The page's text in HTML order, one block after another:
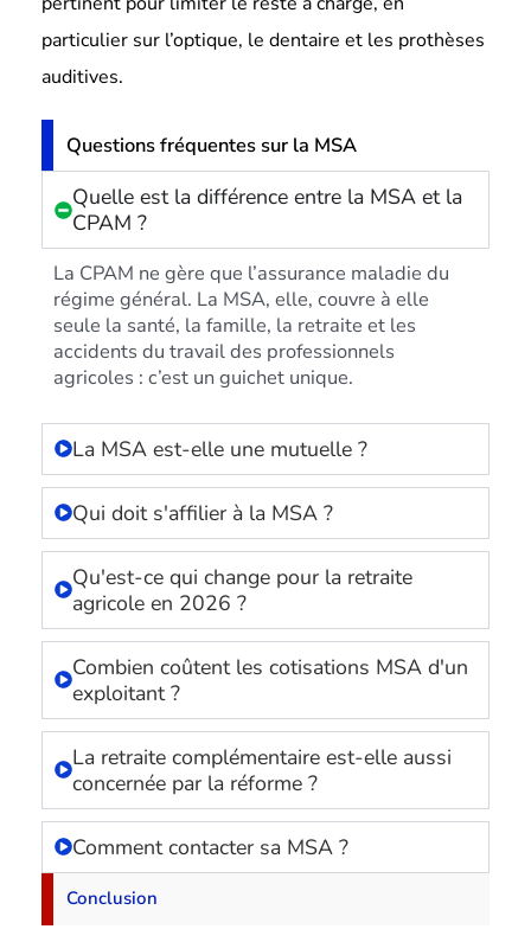
particulier sur l’optique, le dentaire et les prothèses
auditives.
Questions fréquentes sur la MSA
Quelle est la différence entre la MSA et la
CPAM ?
La CPAM ne gère que l’assurance maladie du
régime général. La MSA, elle, couvre à elle
seule la santé, la famille, la retraite et les
accidents du travail des professionnels
agricoles : c’est un guichet unique.
La MSA est-elle une mutuelle ?
Qui doit s'affilier à la MSA ?
Qu'est-ce qui change pour la retraite
agricole en 2026 ?
Combien coûtent les cotisations MSA d'un
exploitant ?
La retraite complémentaire est-elle aussi
concernée par la réforme ?
Comment contacter sa MSA ?
Conclusion